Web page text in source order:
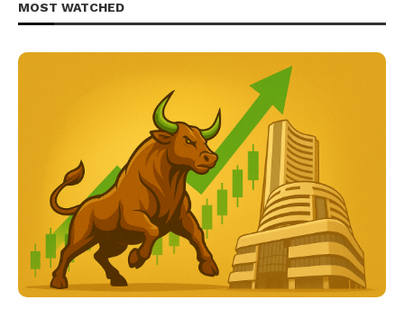
MOST WATCHED